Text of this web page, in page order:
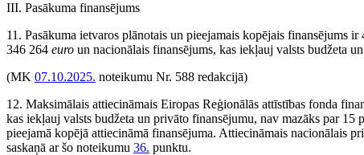
III. Pasākuma finansējums
11. Pasākuma ietvaros plānotais un pieejamais kopējais finansējums ir
346 264 euro un nacionālais finansējums, kas iekļauj valsts budžeta
(MK 07.10.2025. noteikumu Nr. 588 redakcijā)
12. Maksimālais attiecināmais Eiropas Reģionālās attīstības fonda
kas iekļauj valsts budžeta un privāto finansējumu, nav mazāks par 15
pieejamā kopējā attiecināmā finansējuma. Attiecināmais nacionālais
saskaņā ar šo noteikumu 36. punktu.